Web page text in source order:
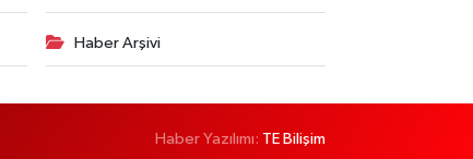
Haber Arşivi
Haber Yazılımı: TE Bilişim